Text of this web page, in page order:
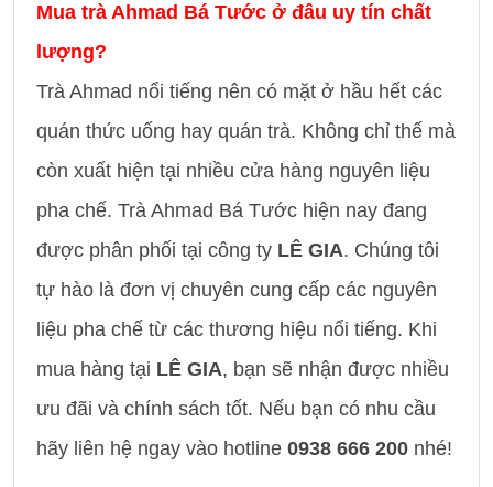
Mua trà Ahmad Bá Tước ở đâu uy tín chất
lượng?
Trà Ahmad nổi tiếng nên có mặt ở hầu hết các
quán thức uống hay quán trà. Không chỉ thế mà
còn xuất hiện tại nhiều cửa hàng nguyên liệu
pha chế. Trà Ahmad Bá Tước hiện nay đang
được phân phối tại công ty LÊ GIA. Chúng tôi
tự hào là đơn vị chuyên cung cấp các nguyên
liệu pha chế từ các thương hiệu nổi tiếng. Khi
mua hàng tại LÊ GIA, bạn sẽ nhận được nhiều
ưu đãi và chính sách tốt. Nếu bạn có nhu cầu
hãy liên hệ ngay vào hotline 0938 666 200 nhé!